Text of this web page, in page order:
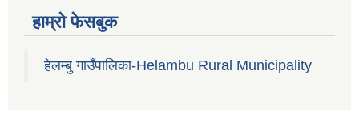
हाम्रो फेसबुक
हेलम्बु गाउँपालिका-Helambu Rural Municipality